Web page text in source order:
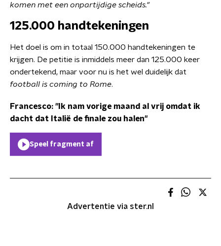
komen met een onpartijdige scheids."
125.000 handtekeningen
Het doel is om in totaal 150.000 handtekeningen te
krijgen. De petitie is inmiddels meer dan 125.000 keer
ondertekend, maar voor nu is het wel duidelijk dat
football is coming to Rome.
Francesco: "Ik nam vorige maand al vrij omdat ik
dacht dat Italië de finale zou halen"
Speel fragment af
Advertentie via ster.nl